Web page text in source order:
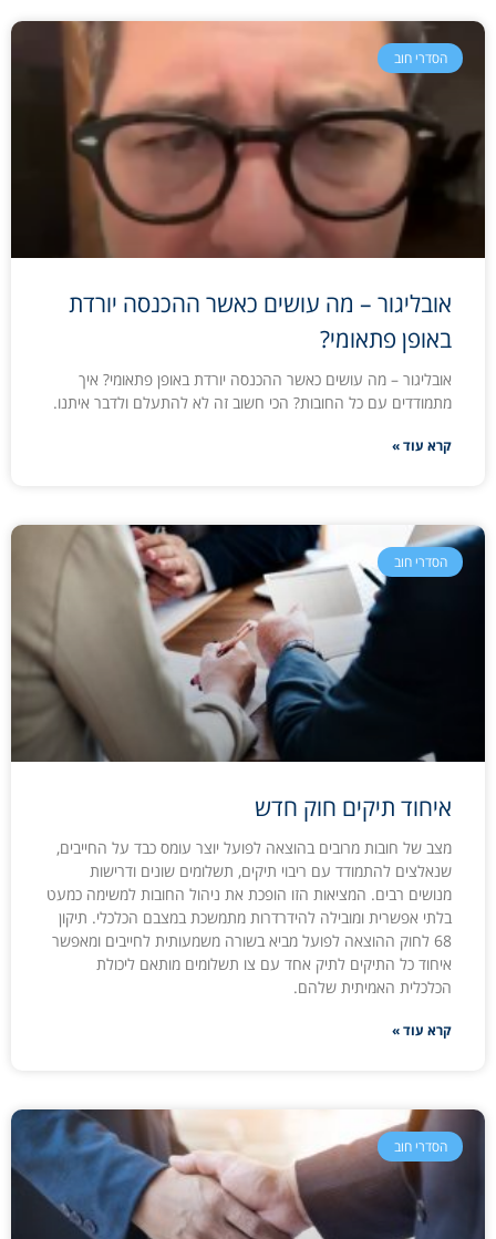
הסדרי חוב
אובליגור – מה עושים כאשר ההכנסה יורדת
באופן פתאומי?
אובליגור – מה עושים כאשר ההכנסה יורדת באופן פתאומי? איך
מתמודדים עם כל החובות? הכי חשוב זה לא להתעלם ולדבר איתנו.
קרא עוד »
הסדרי חוב
איחוד תיקים חוק חדש
מצב של חובות מרובים בהוצאה לפועל יוצר עומס כבד על החייבים,
שנאלצים להתמודד עם ריבוי תיקים, תשלומים שונים ודרישות
מנושים רבים. המציאות הזו הופכת את ניהול החובות למשימה כמעט
בלתי אפשרית ומובילה להידרדרות מתמשכת במצבם הכלכלי. תיקון
68 לחוק ההוצאה לפועל מביא בשורה משמעותית לחייבים ומאפשר
איחוד כל התיקים לתיק אחד עם צו תשלומים מותאם ליכולת
הכלכלית האמיתית שלהם.
קרא עוד »
הסדרי חוב